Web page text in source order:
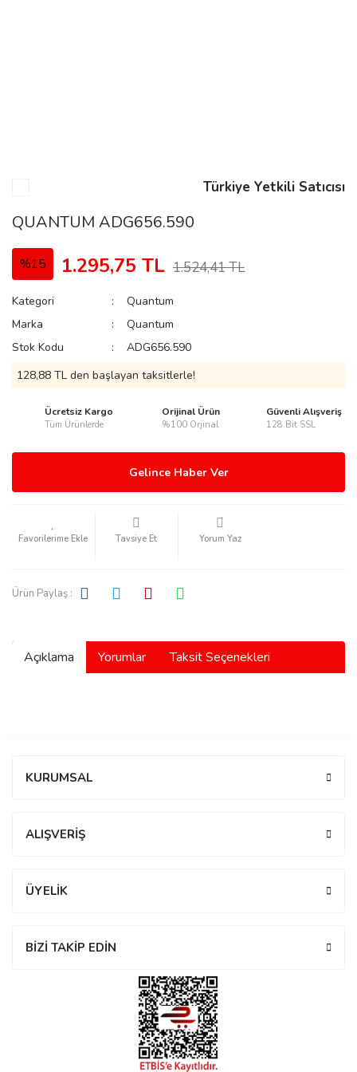
Türkiye Yetkili Satıcısı
QUANTUM ADG656.590
%15 1.295,75 TL 1.524,41 TL
Kategori
Quantum
Marka
Quantum
Stok Kodu
ADG656.590
128,88 TL den başlayan taksitlerle!
Ücretsiz Kargo
Tüm Ürünlerde
Orijinal Ürün
%100 Orjinal
Güvenli Alışveriş
128 Bit SSL
Gelince Haber Ver
Tavsiye Et Yorum Yaz
Ürün Paylaş :
Açıklama Yorumlar Taksit Seçenekleri
KURUMSAL
ALIŞVERİŞ
ÜYELİK
BİZİ TAKİP EDİN